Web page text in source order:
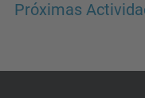
Próximas